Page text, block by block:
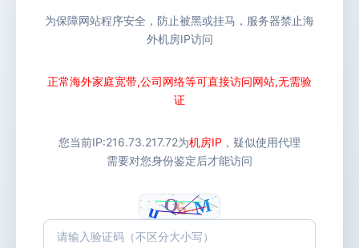
为保障网站程序安全，防止被黑或挂马，服务器禁止海
外机房IP访问
正常海外家庭宽带,公司网络等可直接访问网站,无需验
证
您当前IP:216.73.217.72为机房IP ，疑似使用代理
需要对您身份鉴定后才能访问